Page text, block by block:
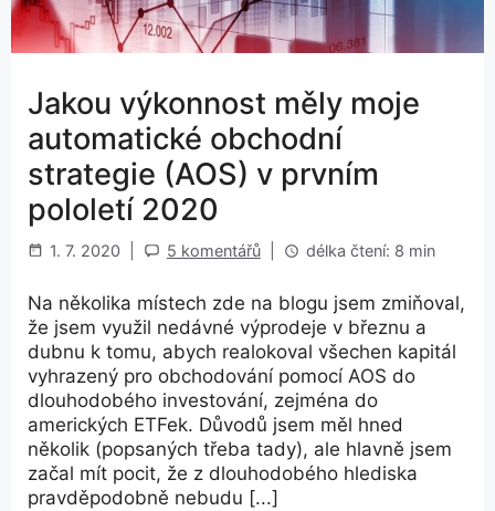
Jakou výkonnost měly moje
automatické obchodní
strategie (AOS) v prvním
pololetí 2020
1. 7. 2020 5 komentářů délka čtení: 8 min
Na několika místech zde na blogu jsem zmiňoval,
že jsem využil nedávné výprodeje v březnu a
dubnu k tomu, abych realokoval všechen kapitál
vyhrazený pro obchodování pomocí AOS do
dlouhodobého investování, zejména do
amerických ETFek. Důvodů jsem měl hned
několik (popsaných třeba tady), ale hlavně jsem
začal mít pocit, že z dlouhodobého hlediska
pravděpodobně nebudu [...]